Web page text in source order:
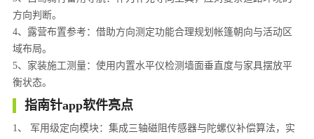
方向判断。
4、露营布置参考：借助方向测定功能合理规划帐篷朝向与活动区
域布局。
5、家装施工测量：使用内置水平仪检测墙面垂直度与家具摆放平
衡状态。
指南针app软件亮点
1、 军用级定向模块：集成三轴磁阻传感器与陀螺仪补偿算法，实